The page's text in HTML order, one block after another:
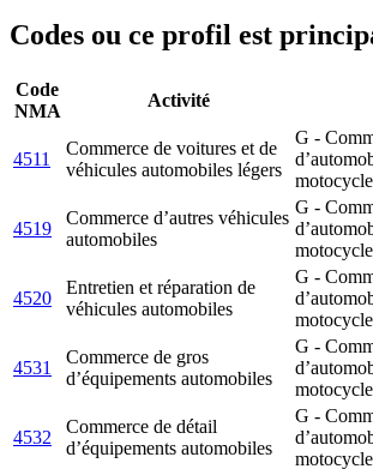
Codes ou ce profil est
Code
NMA
Activité
4511
Commerce de voitures et de
véhicules automobiles légers
G -
4519
Commerce d’autres véhicules
automobiles
G -
4520
Entretien et réparation de
véhicules automobiles
G -
4531
Commerce de gros
d’équipements automobiles
G -
4532
Commerce de détail
d’équipements automobiles
G -